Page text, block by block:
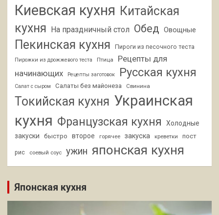
Киевская кухня Китайская
кухня
На праздничный стол Обед Овощные
Пекинская кухня Пироги из песочного теста
Пирожки из дрожжевого теста Птица
Рецепты для
начинающих
Рецепты заготовок Русская кухня
Салат с сыром Салаты без майонеза Свинина
Токийская кухня Украинская
кухня Французская кухня
Холодные
закуски
быстро второе горячее закуска креветки пост
рис соевый соус ужин японская кухня
Японская кухня